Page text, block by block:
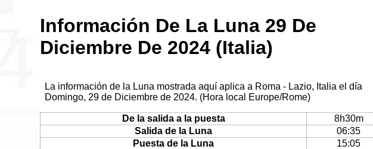
Información De La Luna 29 De
Diciembre De 2024 (Italia)
La información de la Luna mostrada aquí aplica a Roma - Lazio, Italia el día
Domingo, 29 de Diciembre de 2024. (Hora local Europe/Rome)
De la salida a la puesta
8h30m
Salida de la Luna
06:35
Puesta de la Luna
15:05